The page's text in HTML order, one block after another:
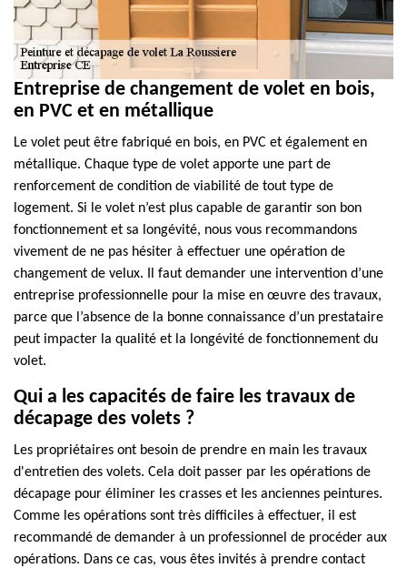
Entreprise de changement de volet en bois,
en PVC et en métallique
Le volet peut être fabriqué en bois, en PVC et également en
métallique. Chaque type de volet apporte une part de
renforcement de condition de viabilité de tout type de
logement. Si le volet n’est plus capable de garantir son bon
fonctionnement et sa longévité, nous vous recommandons
vivement de ne pas hésiter à effectuer une opération de
changement de velux. Il faut demander une intervention d’une
entreprise professionnelle pour la mise en œuvre des travaux,
parce que l’absence de la bonne connaissance d’un prestataire
peut impacter la qualité et la longévité de fonctionnement du
volet.
Qui a les capacités de faire les travaux de
décapage des volets ?
Les propriétaires ont besoin de prendre en main les travaux
d'entretien des volets. Cela doit passer par les opérations de
décapage pour éliminer les crasses et les anciennes peintures.
Comme les opérations sont très difficiles à effectuer, il est
recommandé de demander à un professionnel de procéder aux
opérations. Dans ce cas, vous êtes invités à prendre contact